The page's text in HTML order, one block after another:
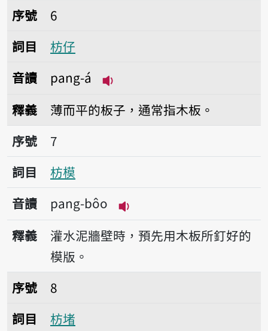
序號6枋仔
序號
6
詞目
枋仔
音讀
pang-á
釋義
薄而平的板子，通常指木板。
序號7枋模
序號
7
詞目
枋模
音讀
pang-bôo
播放音讀pang-bôo
釋義
灌水泥牆壁時，預先用木板所釘好的
模版。
序號8枋堵
序號
8
詞目
枋堵